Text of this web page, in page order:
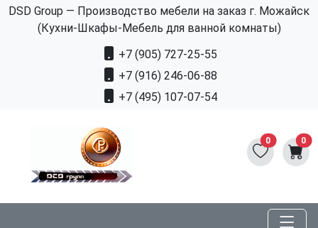
DSD Group — Производство мебели на заказ г. Можайск
(Кухни-Шкафы-Мебель для ванной комнаты)
+7 (905) 727-25-55
+7 (916) 246-06-88
+7 (495) 107-07-54
0 0